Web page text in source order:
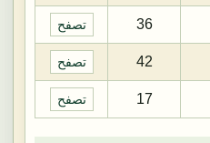
36 تصفح
42 تصفح
17 تصفح